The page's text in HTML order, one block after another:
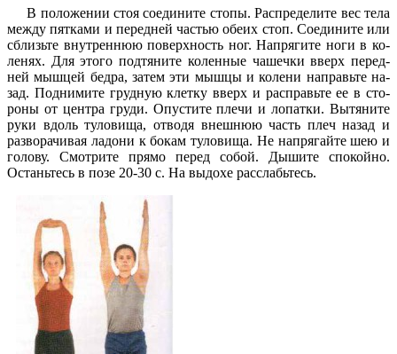
В положении стоя соедини­те стопы. Распределите вес тела
между пятками и передней ча­стью обеих стоп. Соедините или
сблизьте внутреннюю поверх­ность ног. Напрягите ноги в ко­
ленях. Для этого подтяните ко­ленные чашечки вверх перед­
ней мышцей бедра, затем эти мышцы и колени направьте на­
зад. Поднимите грудную клет­ку вверх и расправьте ее в сто­
роны от центра груди. Опусти­те плечи и лопатки. Вытяните
руки вдоль туловища, отводя внешнюю часть плеч назад и
разворачивая ладони к бокам туловища. Не напрягайте шею и
голову. Смотрите прямо пе­ред собой. Дышите спокойно.
Останьтесь в позе 20-30 с. На выдохе расслабьтесь.